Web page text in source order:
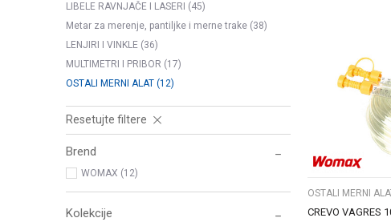
LIBELE RAVNJAČE I LASERI (45)
Metar za merenje, pantiljke i merne trake (38)
LENJIRI I VINKLE (36)
MULTIMETRI I PRIBOR (17)
OSTALI MERNI ALAT (12)
Resetujte filtere
Brend
WOMAX (12)
Kolekcije
OSTALI MERNI
CREVO VAGRES